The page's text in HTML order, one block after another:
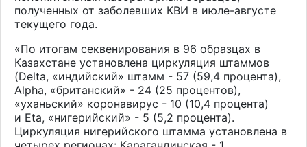
полученных от заболевших КВИ в июле-августе
текущего года.
«По итогам секвенирования в 96 образцах в
Казахстане установлена циркуляция штаммов
(Delta, «индийский» штамм - 57 (59,4 процента),
Alpha, «британский» - 24 (25 процентов),
«уханьский» коронавирус - 10 (10,4 процента)
и Eta, «нигерийский» - 5 (5,2 процента).
Циркуляция нигерийского штамма установлена в